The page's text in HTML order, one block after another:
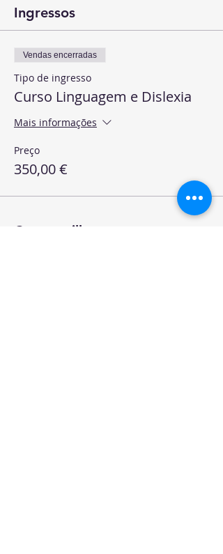
Ingressos
Vendas encerradas
Tipo de ingresso
Curso Linguagem e Dislexia
Mais informações
Preço
350,00 €
Compartilhe o evento